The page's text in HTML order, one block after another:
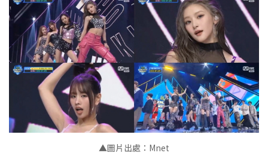
▲圖片出處：Mnet